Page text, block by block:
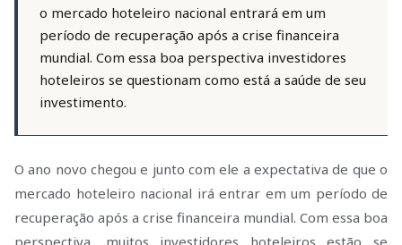
o mercado hoteleiro nacional entrará em um
período de recuperação após a crise financeira
mundial. Com essa boa perspectiva investidores
hoteleiros se questionam como está a saúde de seu
investimento.
O ano novo chegou e junto com ele a expectativa de que o
mercado hoteleiro nacional irá entrar em um período de
recuperação após a crise financeira mundial. Com essa boa
perspectiva, muitos investidores hoteleiros estão se